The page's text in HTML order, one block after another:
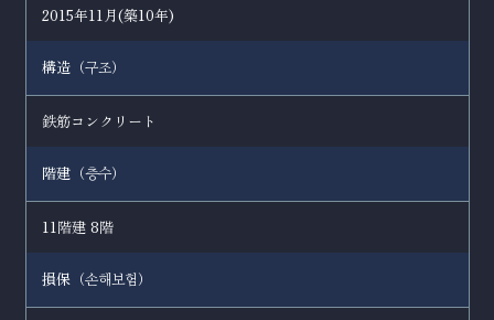
2015年11月(築10年)
構造（구조）
鉄筋コンクリート
階建（층수）
11階建 8階
損保（손해보험 ）